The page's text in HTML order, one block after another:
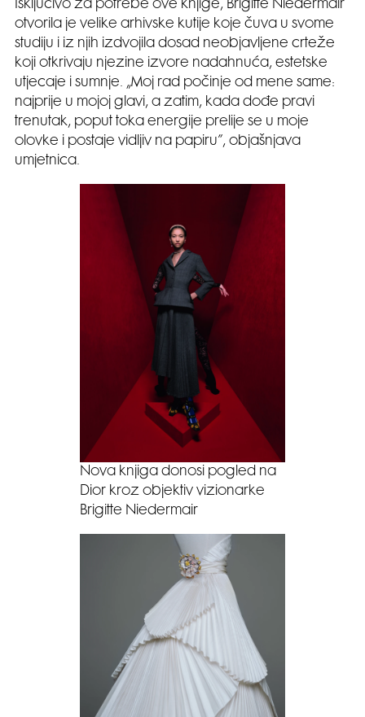
Isključivo za potrebe ove knjige, Brigitte Niedermair
otvorila je velike arhivske kutije koje čuva u svome
studiju i iz njih izdvojila dosad neobjavljene crteže
koji otkrivaju njezine izvore nadahnuća, estetske
utjecaje i sumnje. „Moj rad počinje od mene same:
najprije u mojoj glavi, a zatim, kada dođe pravi
trenutak, poput toka energije prelije se u moje
olovke i postaje vidljiv na papiru”, objašnjava
umjetnica.
Nova knjiga donosi pogled na
Dior kroz objektiv vizionarke
Brigitte Niedermair